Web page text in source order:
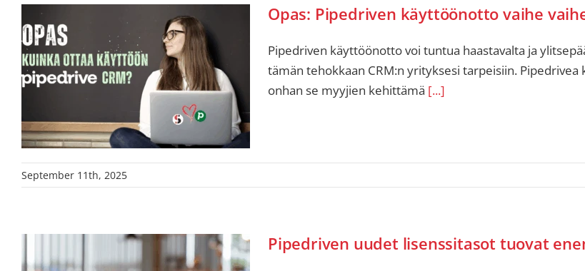
Opas: Pipedriven käyttöönotto vaihe
Pipedriven käyttöönotto voi tuntua haastavalta ja
tämän tehokkaan CRM:n yrityksesi tarpeisiin.
onhan se myyjien kehittämä [...]
September 11th, 2025
Pipedriven uudet lisenssitasot tuovat